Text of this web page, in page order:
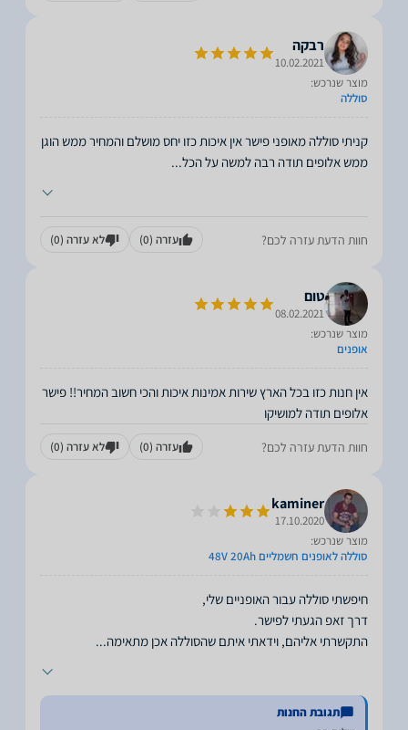
רבקה
10.02.2021
מוצר שנרכש:
סוללה
קניתי סוללה מאופני פישר אין איכות כזו יחס מושלם והמחיר ממש הוגן
ממש אלופים תודה רבה למשה על הכל...
חוות הדעת עזרה לכם? עזרה (0) לא עזרה (0)
טום
08.02.2021
מוצר שנרכש:
אופנים
אין חנות כזו בכל הארץ שירות אמינות איכות והכי חשוב המחיר!! פישר
אלופים תודה למושיקו
חוות הדעת עזרה לכם? עזרה (0) לא עזרה (0)
kaminer
17.10.2020
מוצר שנרכש:
סוללה לאופנים חשמליים 48V 20Ah
התקשרתי אליהם, וידאתי איתם שהסוללה אכן מתאימה...
תגובת החנות